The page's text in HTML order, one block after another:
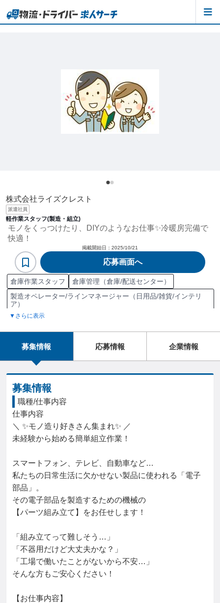
株式会社ライズクレスト
派遣社員
軽作業スタッフ(製造・組立)
モノをくっつけたり、DIYのようなお仕事✨冷暖房完備で
快適！
掲載開始日： 2025/10/21
応募画面へ
倉庫作業スタッフ
倉庫管理（倉庫/配送センター）
製造オペレーター/ラインマネージャー（日用品/雑貨/インテリ
ア）
梱包/包装
製品検査
ピッキング 在庫管理 入出庫管理 棚卸
倉庫清掃
荷物仕分け
生産管理 製造管理 ライン作業
部品
部品取扱
製造オペレーション
▼さらに表示
募集情報 応募情報 企業情報
募集情報
職種/仕事内容
仕事内容
＼ ✨モノ造り好きさん集まれ✨ ／
未経験から始める簡単組立作業！
スマートフォン、テレビ、自動車など…
私たちの日常生活に欠かせない製品に使われる「電子
部品」。
その電子部品を製造するための機械の
【パーツ組み立て】をお任せします！
「組み立てって難しそう…」
「不器用だけど大丈夫かな？」
「工場で働いたことがないから不安…」
そんな方もご安心ください！
【お仕事内容】